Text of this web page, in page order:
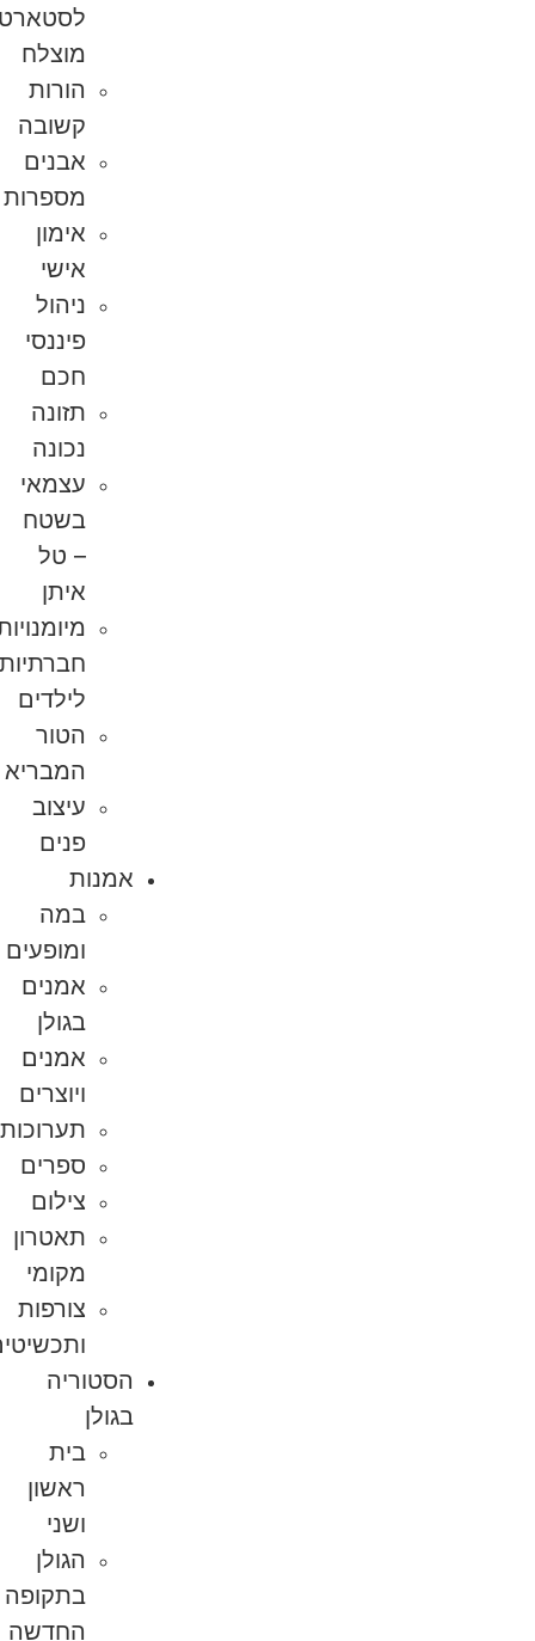
לסטארט-אפ
מוצלח
הורות
קשובה
אבנים
מספרות
אימון
אישי
ניהול
פיננסי
חכם
תזונה
נכונה
עצמאי
בשטח
– טל
איתן
מיומנויות
חברתיות
לילדים
הטור
המבריא
עיצוב
פנים
אמנות
במה
ומופעים
אמנים
בגולן
אמנים
ויוצרים
תערוכות
ספרים
צילום
תאטרון
מקומי
צורפות
ותכשיטים
הסטוריה
בגולן
בית
ראשון
הגולן
בתקופה
החדשה